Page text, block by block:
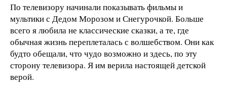
По телевизору начинали показывать фильмы и
мультики с Дедом Морозом и Снегурочкой. Больше
всего я любила не классические сказки, а те, где
обычная жизнь переплеталась с волшебством. Они как
будто обещали, что чудо возможно и здесь, по эту
сторону телевизора. Я им верила настоящей детской
верой.